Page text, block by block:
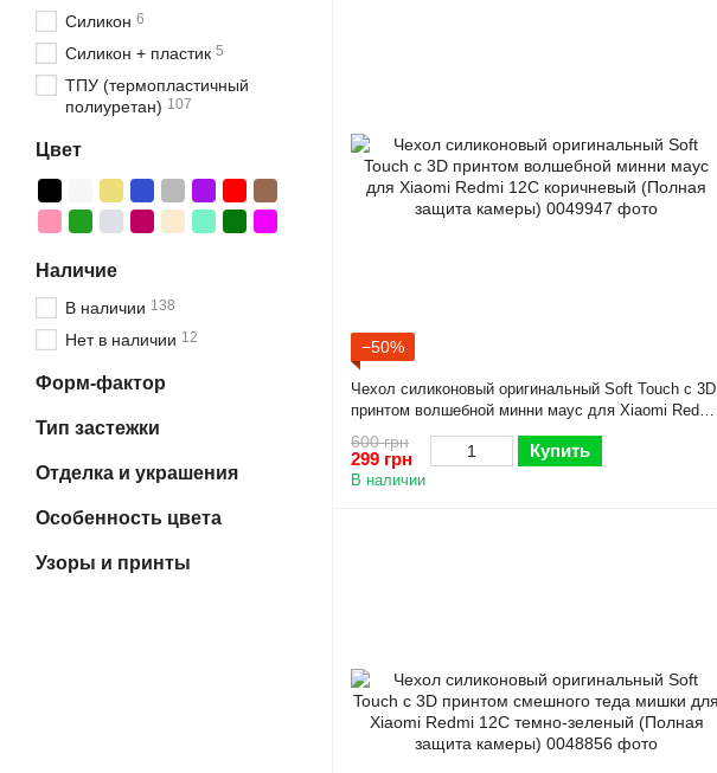
−50%
Чехол силиконовый оригинальный Soft Touch с 3D
принтом волшебной минни маус для Xiaomi Redmi
12C коричневый (Полная защита камеры)
600 грн
299 грн Купить
В наличии
Силикон 6
Силикон + пластик 5
ТПУ (термопластичный
полиуретан) 107
Цвет
Наличие
В наличии 138
Нет в наличии 12
Форм-фактор
Тип застежки
Отделка и украшения
Особенность цвета
Узоры и принты